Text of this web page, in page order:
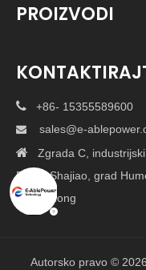
PROIZVODI
 +86- 15355589600

sales@e-
 Zgrada C,
Road, Shajiao, grad
Guangdong
Autorsko pravo © 2026